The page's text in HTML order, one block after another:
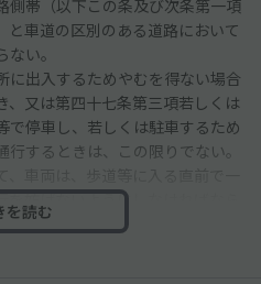
帯（以下この条及び次条第一項
と車道の区別のある道路において
い。
に出入するためやむを得ない場合
、又は第四十七条第三項若しくは
で停車し、若しくは駐車するため
するときは、この限りでない。
を妨げないようにしなければなら
を読む